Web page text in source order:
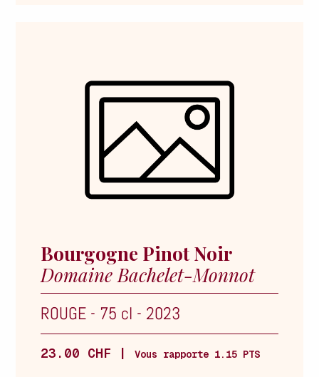
Bourgogne Pinot Noir
Domaine Bachelet-Monnot
ROUGE - 75 cl - 2023
23.00 CHF | Vous rapporte 1.15 PTS